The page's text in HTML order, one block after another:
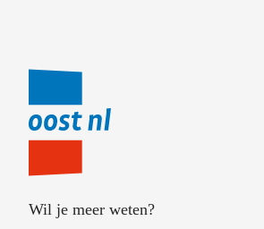
Wil je meer weten?